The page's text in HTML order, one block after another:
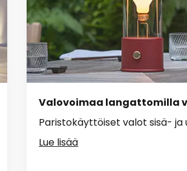
Valovoimaa langattomilla
Paristokäyttöiset valot sisä- ja
Lue lisää